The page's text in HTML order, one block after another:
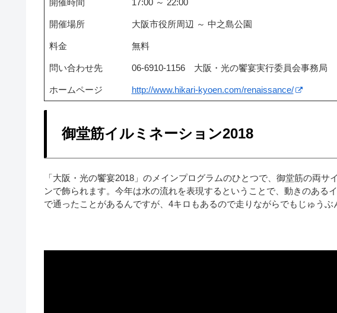
開催時間 17:00 ～ 22:00
開催場所 大阪市役所周辺 ～ 中之島公園
料金 無料
問い合わせ先 06-6910-1156 大阪・光の饗宴実行委員会事務局
ホームページ http://www.hikari-kyoen.com/renaissance/
御堂筋イルミネーション2018
「大阪・光の饗宴2018」のメインプログラムのひとつで、御堂筋の両サ
ンで飾られます。今年は水の流れを表現するということで、動きのある
で通ったことがあるんですが、4キロもあるので走りながらでもじゅうぶ